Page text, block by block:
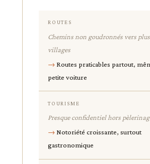
ROUTES
Chemins non goudronnés vers
villages
Routes praticables partout,
petite voiture
TOURISME
Presque confidentiel hors
Notoriété croissante, surtout
gastronomique